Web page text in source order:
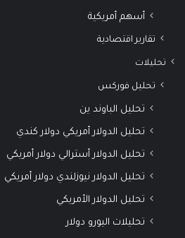
أسهم أمريكية
تقارير اقتصادية
تحليلات
تحليل فوركس
تحليل الباوند ين
تحليل الدولار أمريكي دولار كندي
تحليل الدولار أسترالي دولار أمريكي
تحليل الدولار نيوزلندي دولار أمريكي
تحليل الدولار الأمريكي
تحليلات اليورو دولار